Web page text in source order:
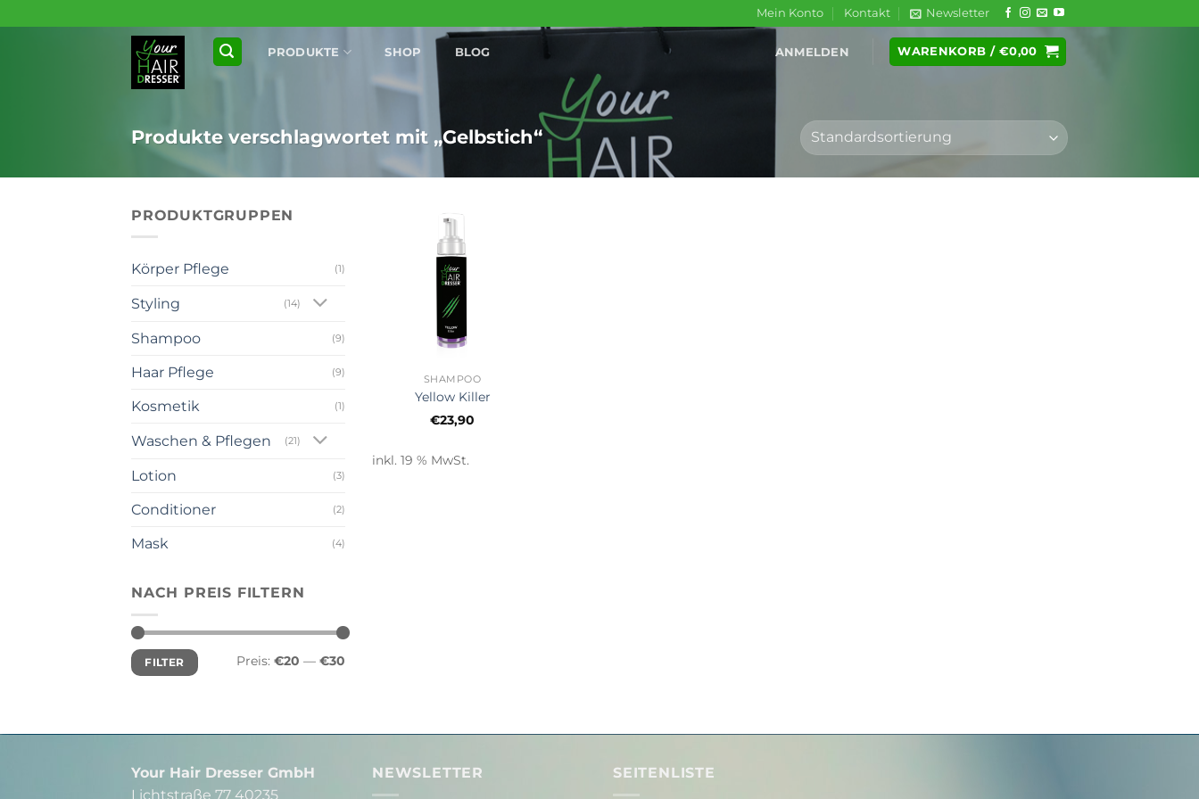
Inhalt
Mein Konto Kontakt Newsletter
PRODUKTE SHOP BLOG ANMELDEN WARENKORB / €0,00
Produkte verschlagwortet mit „Gelbstich“
PRODUKTGRUPPEN
Körper Pflege (1)
Styling (14)
Shampoo (9)
Haar Pflege (9)
Kosmetik (1)
Waschen & Pflegen (21)
Lotion (3)
Conditioner (2)
Mask (4)
NACH PREIS FILTERN
Min.
Preis
Max.
Preis
FILTER Preis: €20 — €30
SHAMPOO
Yellow Killer
€23,90
inkl. 19 % MwSt.
Your Hair Dresser GmbH
Lichtstraße 77 40235
NEWSLETTER SEITENLISTE